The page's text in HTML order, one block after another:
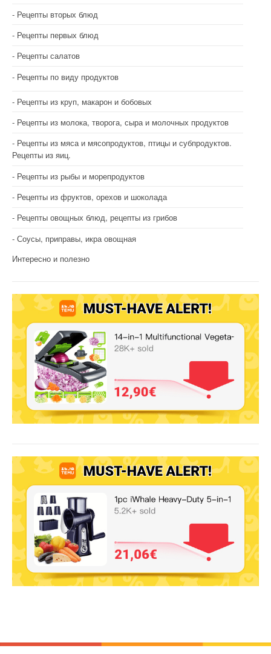
Рецепты вторых блюд
Рецепты первых блюд
Рецепты салатов
Рецепты по виду продуктов
Рецепты из круп, макарон и бобовых
Рецепты из молока, творога, сыра и молочных продуктов
Рецепты из мяса и мясопродуктов, птицы и субпродуктов.
Рецепты из яиц.
Рецепты из рыбы и морепродуктов
Рецепты из фруктов, орехов и шоколада
Рецепты овощных блюд, рецепты из грибов
Соусы, приправы, икра овощная
Интересно и полезно